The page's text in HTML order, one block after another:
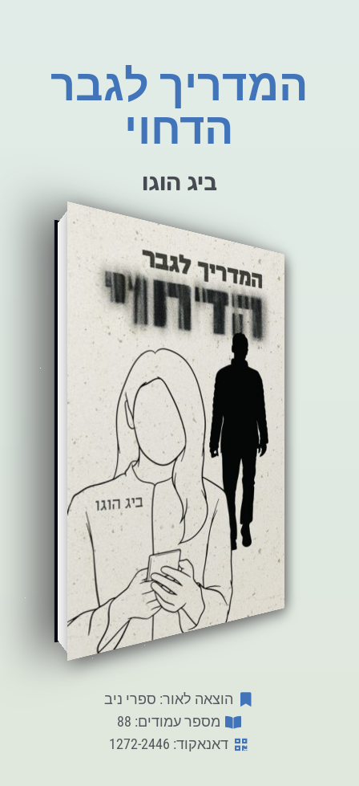
המדריך לגבר
הדחוי
ביג הוגו
הוצאה לאור: ספרי ניב
מספר עמודים: 88
דאנאקוד: 1272-2446